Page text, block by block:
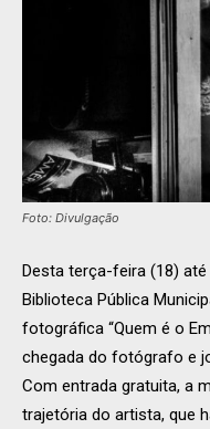
Foto: Divulgação
Desta terça-feira (18)
Biblioteca Pública
fotográfica “Quem é o
chegada do fotógrafo e
Com entrada gratuita, a
trajetória do artista, que